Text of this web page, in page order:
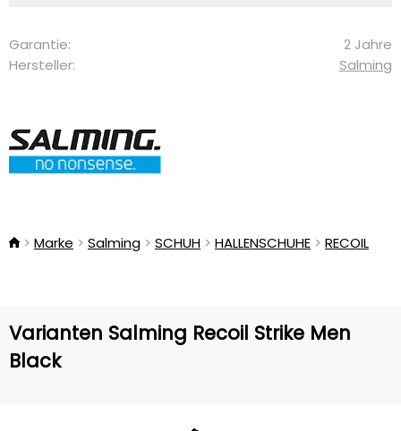
Garantie:
2 Jahre
Hersteller:
Salming
Marke Salming SCHUH HALLENSCHUHE RECOIL
Varianten Salming Recoil Strike Men
Black